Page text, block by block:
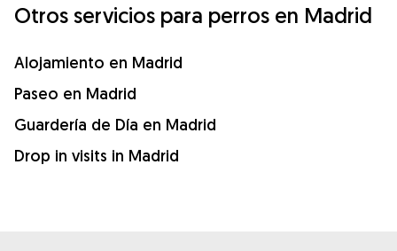
Otros servicios para perros en Madrid
Alojamiento en Madrid
Paseo en Madrid
Guardería de Día en Madrid
Drop in visits in Madrid